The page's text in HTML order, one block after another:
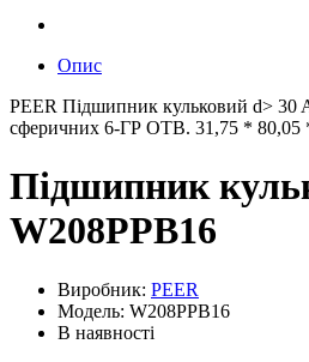
Опис
PEER Підшипник кульковий d>
сферичних 6-ГР ОТВ. 31,75 * 80,05
Підшипник
W208PPB16
Виробник: PEER
Модель: W208PPB16
В наявності